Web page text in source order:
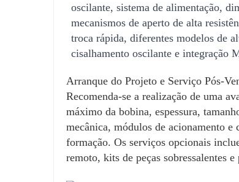
oscilante, sistema de alimentação,
mecanismos de aperto de alta
troca rápida, diferentes modelos de
cisalhamento oscilante e integração
Arranque do Projeto e Serviço Pós-
Recomenda-se a realização de uma
máximo da bobina, espessura,
mecânica, módulos de acionamento
formação. Os serviços opcionais
remoto, kits de peças sobressalentes